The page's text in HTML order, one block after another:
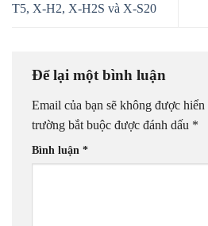
T5, X-H2, X-H2S và X-S20
Để lại một bình luận
Email của bạn sẽ không được
trường bắt buộc được đánh dấu *
Bình luận *